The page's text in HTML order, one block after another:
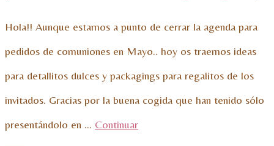
Hola!! Aunque estamos a punto de cerrar la agenda para
pedidos de comuniones en Mayo.. hoy os traemos ideas
para detallitos dulces y packagings para regalitos de los
invitados. Gracias por la buena cogida que han tenido sólo
presentándolo en … Continuar